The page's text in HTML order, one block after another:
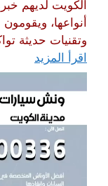
الكويت لديهم
أنواعها،
وتقنيات حديثة
اقرأ المزيد